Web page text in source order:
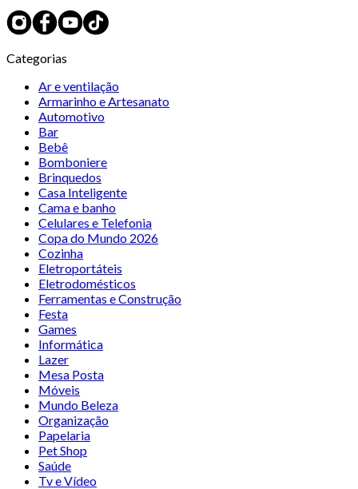
Categorias
Ar e ventilação
Armarinho e Artesanato
Automotivo
Bar
Bebê
Bomboniere
Brinquedos
Casa Inteligente
Cama e banho
Celulares e Telefonia
Copa do Mundo 2026
Cozinha
Eletroportáteis
Eletrodomésticos
Ferramentas e Construção
Festa
Games
Informática
Lazer
Mesa Posta
Móveis
Mundo Beleza
Organização
Papelaria
Pet Shop
Saúde
Tv e Vídeo